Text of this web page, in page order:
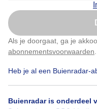
Als je doorgaat, ga je
abonnementsvoorwaarden
Heb je al een Buienradar-
Buienradar is onderdeel
Zon
Door: Jurriaan Lagerburg
Nu
Klik hier